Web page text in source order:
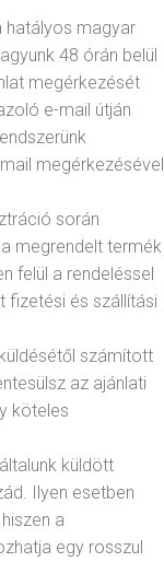
hatályos magyar
48 órán belül
megérkezését
e-mail útján
megérkezésével
során
megrendelt termék
felül a rendeléssel
fizetési és szállítási
számított
az ajánlati
köteles
küldött
Ilyen esetben
a
egy rosszul